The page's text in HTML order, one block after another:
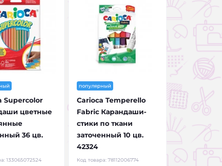
Supercolor
цветные
36 цв.
133065072524
популярный
Carioca Temperello
Fabric Карандаши-
стики по ткани
заточенный 10 цв.
42324
Код товара:78112006774